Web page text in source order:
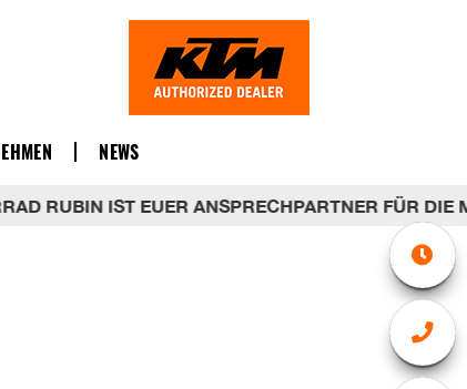
NEWS
IST EUER ANSPRECHPARTNER FÜR DIE